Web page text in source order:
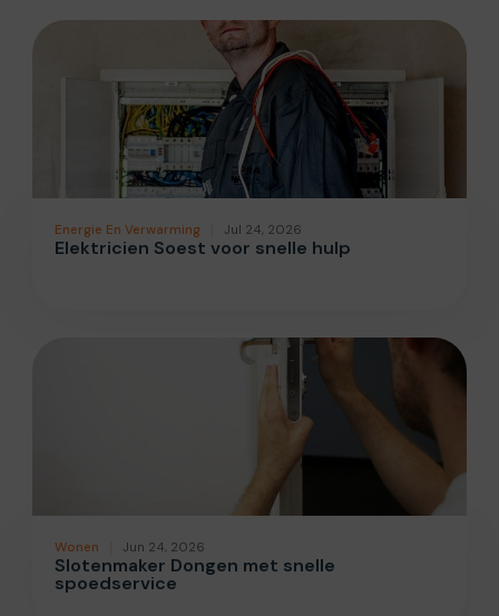
Energie En Verwarming Jul 24, 2026
Elektricien Soest voor snelle hulp
Wonen Jun 24, 2026
Slotenmaker Dongen met snelle
spoedservice